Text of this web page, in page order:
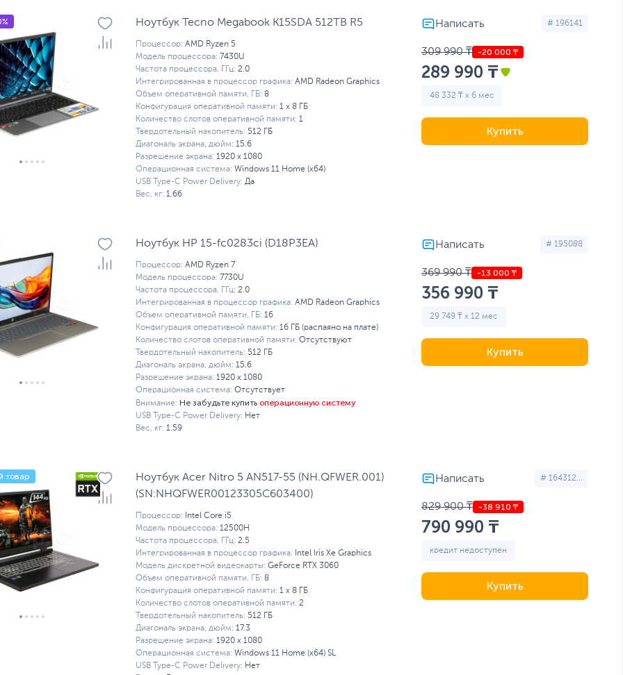
Ноутбук Tecno Megabook K15SDA 512TB R5
Процессор: AMD Ryzen 5
Модель процессора: 7430U
Частота процессора, ГГц: 2.0
Интегрированная в процессор графика: AMD Radeon Graphics
Объем оперативной памяти, ГБ: 8
Конфигурация оперативной памяти: 1 х 8 ГБ
Количество слотов оперативной памяти: 1
Твердотельный накопитель: 512 ГБ
Диагональ экрана, дюйм: 15.6
Разрешение экрана: 1920 x 1080
Операционная система: Windows 11 Home (x64)
USB Type-C Power Delivery: Да
Вес, кг: 1.66
# 196141
309 990 ₸
289 990 ₸
48 332 ₸ x 6 мес
Купить
Ноутбук HP 15-fc0283ci (D18P3EA)
Процессор: AMD Ryzen 7
Модель процессора: 7730U
Частота процессора, ГГц: 2.0
Интегрированная в процессор графика: AMD Radeon Graphics
Объем оперативной памяти, ГБ: 16
Конфигурация оперативной памяти: 16 ГБ (распаяно на плате)
Количество слотов оперативной памяти: Отсутствуют
Твердотельный накопитель: 512 ГБ
Диагональ экрана, дюйм: 15.6
Разрешение экрана: 1920 x 1080
Операционная система: Отсутствует
Внимание: Не забудьте купить операционную систему
USB Type-C Power Delivery: Нет
Вес, кг: 1.59
# 195088
369 990 ₸
356 990 ₸
29 749 ₸ x 12 мес
Купить
товар
Ноутбук Acer Nitro 5 AN517-55 (NH.QFWER.001)
(SN:NHQFWER00123305C603400)
Процессор:
Intel Core i5
Модель процессора: 12500H
Частота процессора, ГГц: 2.5
Интегрированная в процессор графика:
Intel Iris Xe Graphics
Модель дискретной видеокарты: GeForce RTX 3060
Объем оперативной памяти, ГБ: 8
Конфигурация оперативной памяти: 1 х 8 ГБ
Количество слотов оперативной памяти: 2
Твердотельный накопитель: 512 ГБ
Диагональ экрана, дюйм: 17.3
Разрешение экрана: 1920 x 1080
Операционная система: Windows 11 Home (x64) SL
USB Type-C Power Delivery: Нет
# 164312...
829 900 ₸
790 990 ₸
кредит недоступен
Купить